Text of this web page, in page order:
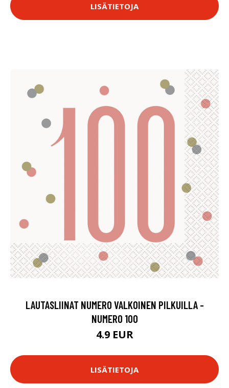
LISÄTIETOJA
LAUTASLIINAT NUMERO VALKOINEN PILKUILLA -
NUMERO 100
4.9 EUR
LISÄTIETOJA